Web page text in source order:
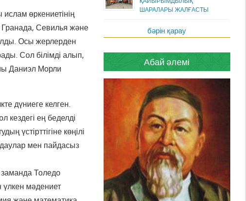
өркениетінің
Севилья және
Осы жерлерден
Сол білімді алып,
Даниэл Морли
дүниеге келген.
ең беделді
үстірттігіне көңілі
мен пайдасыз
Толедо
мәдениет
ШАРАЛАРЫ ЖАЛҒАСТЫ
бәрін қарау
Абай әлемі